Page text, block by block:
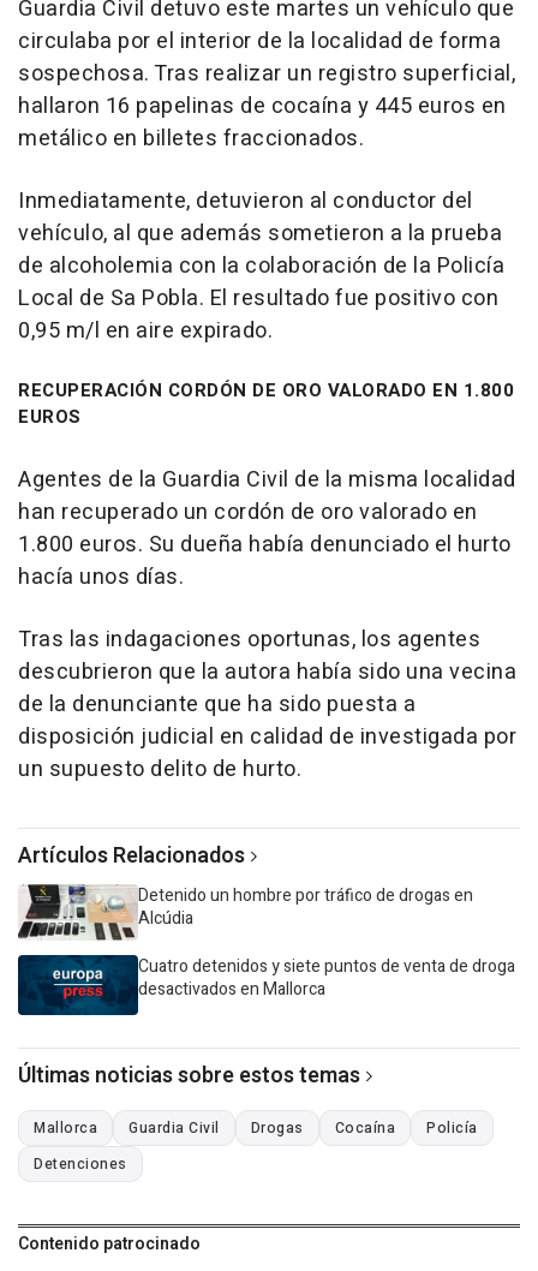
Guardia Civil detuvo este martes un vehículo que
circulaba por el interior de la localidad de forma
sospechosa. Tras realizar un registro superficial,
hallaron 16 papelinas de cocaína y 445 euros en
metálico en billetes fraccionados.
Inmediatamente, detuvieron al conductor del
vehículo, al que además sometieron a la prueba
de alcoholemia con la colaboración de la Policía
Local de Sa Pobla. El resultado fue positivo con
0,95 m/l en aire expirado.
RECUPERACIÓN CORDÓN DE ORO VALORADO EN 1.800
EUROS
Agentes de la Guardia Civil de la misma localidad
han recuperado un cordón de oro valorado en
1.800 euros. Su dueña había denunciado el hurto
hacía unos días.
Tras las indagaciones oportunas, los agentes
descubrieron que la autora había sido una vecina
de la denunciante que ha sido puesta a
disposición judicial en calidad de investigada por
un supuesto delito de hurto.
Artículos Relacionados
Detenido un hombre por tráfico de drogas en
Alcúdia
Cuatro detenidos y siete puntos de venta de droga
desactivados en Mallorca
Últimas noticias sobre estos temas
Mallorca Guardia Civil Drogas Cocaína
Policía
Detenciones
Contenido patrocinado